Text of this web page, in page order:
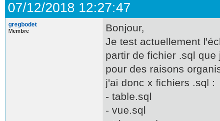
07/12/2018 12:27:47
gregbodet
Membre
Bonjour,
Je test actuellement
partir de fichier .sql
pour des raisons
j'ai donc x fichiers .sql :
- table.sql
- vue.sql